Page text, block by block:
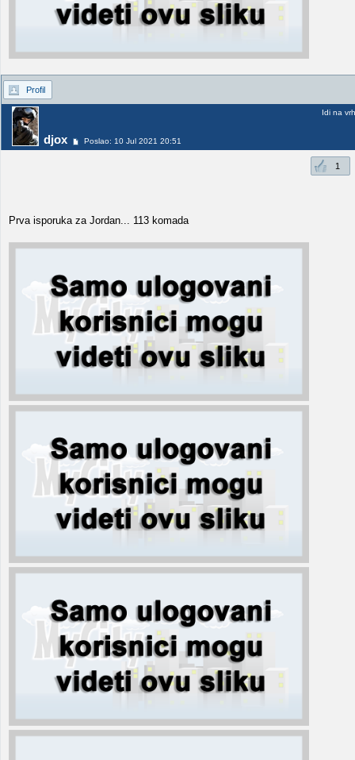
Profil
djox Poslao: 10 Jul 2021 20:51
Idi na vrh
1
Prva isporuka za Jordan... 113 komada